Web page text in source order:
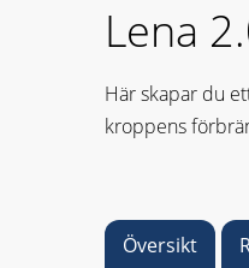
Lena
Här skapar du
kroppens
Översikt